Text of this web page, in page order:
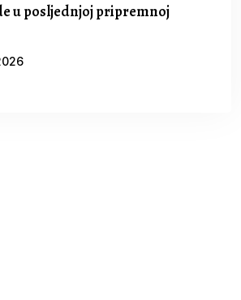
u posljednjoj pripremnoj